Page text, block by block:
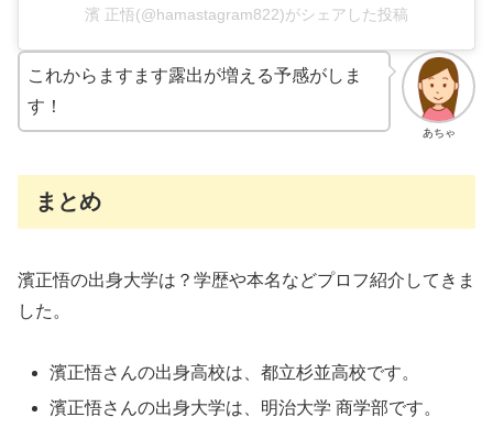
濱 正悟(@hamastagram822)がシェアした投稿
あちゃ
これからますます露出が増える予感がしま
す！
まとめ
濱正悟の出身大学は？学歴や本名などプロフ紹介してきま
した。
濱正悟さんの出身高校は、都立杉並高校です。
濱正悟さんの出身大学は、明治大学 商学部です。